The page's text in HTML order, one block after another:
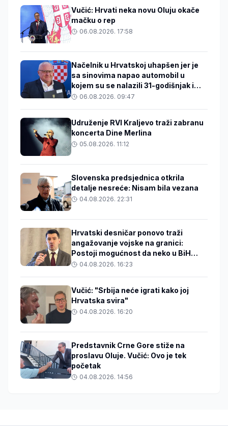
Vučić: Hrvati neka novu Oluju okače
mačku o rep
06.08.2026. 17:58
Načelnik u Hrvatskoj uhapšen jer je
sa sinovima napao automobil u
kojem su se nalazili 31-godišnjak i
beba06.08.2026. 09:47
Udruženje RVI Kraljevo traži zabranu
koncerta Dine Merlina
05.08.2026. 11:12
Slovenska predsjednica otkrila
detalje nesreće: Nisam bila vezana
04.08.2026. 22:31
Hrvatski desničar ponovo traži
angažovanje vojske na granici:
Postoji mogućnost da neko u BiH
zakuha stvari
04.08.2026. 16:23
Vučić: "Srbija neće igrati kako joj
Hrvatska svira"
04.08.2026. 16:20
Predstavnik Crne Gore stiže na
proslavu Oluje. Vučić: Ovo je tek
početak
04.08.2026. 14:56